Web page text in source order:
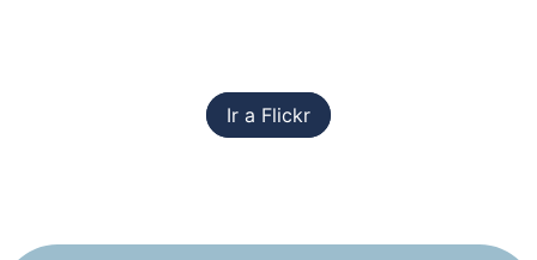
Ir a Flickr